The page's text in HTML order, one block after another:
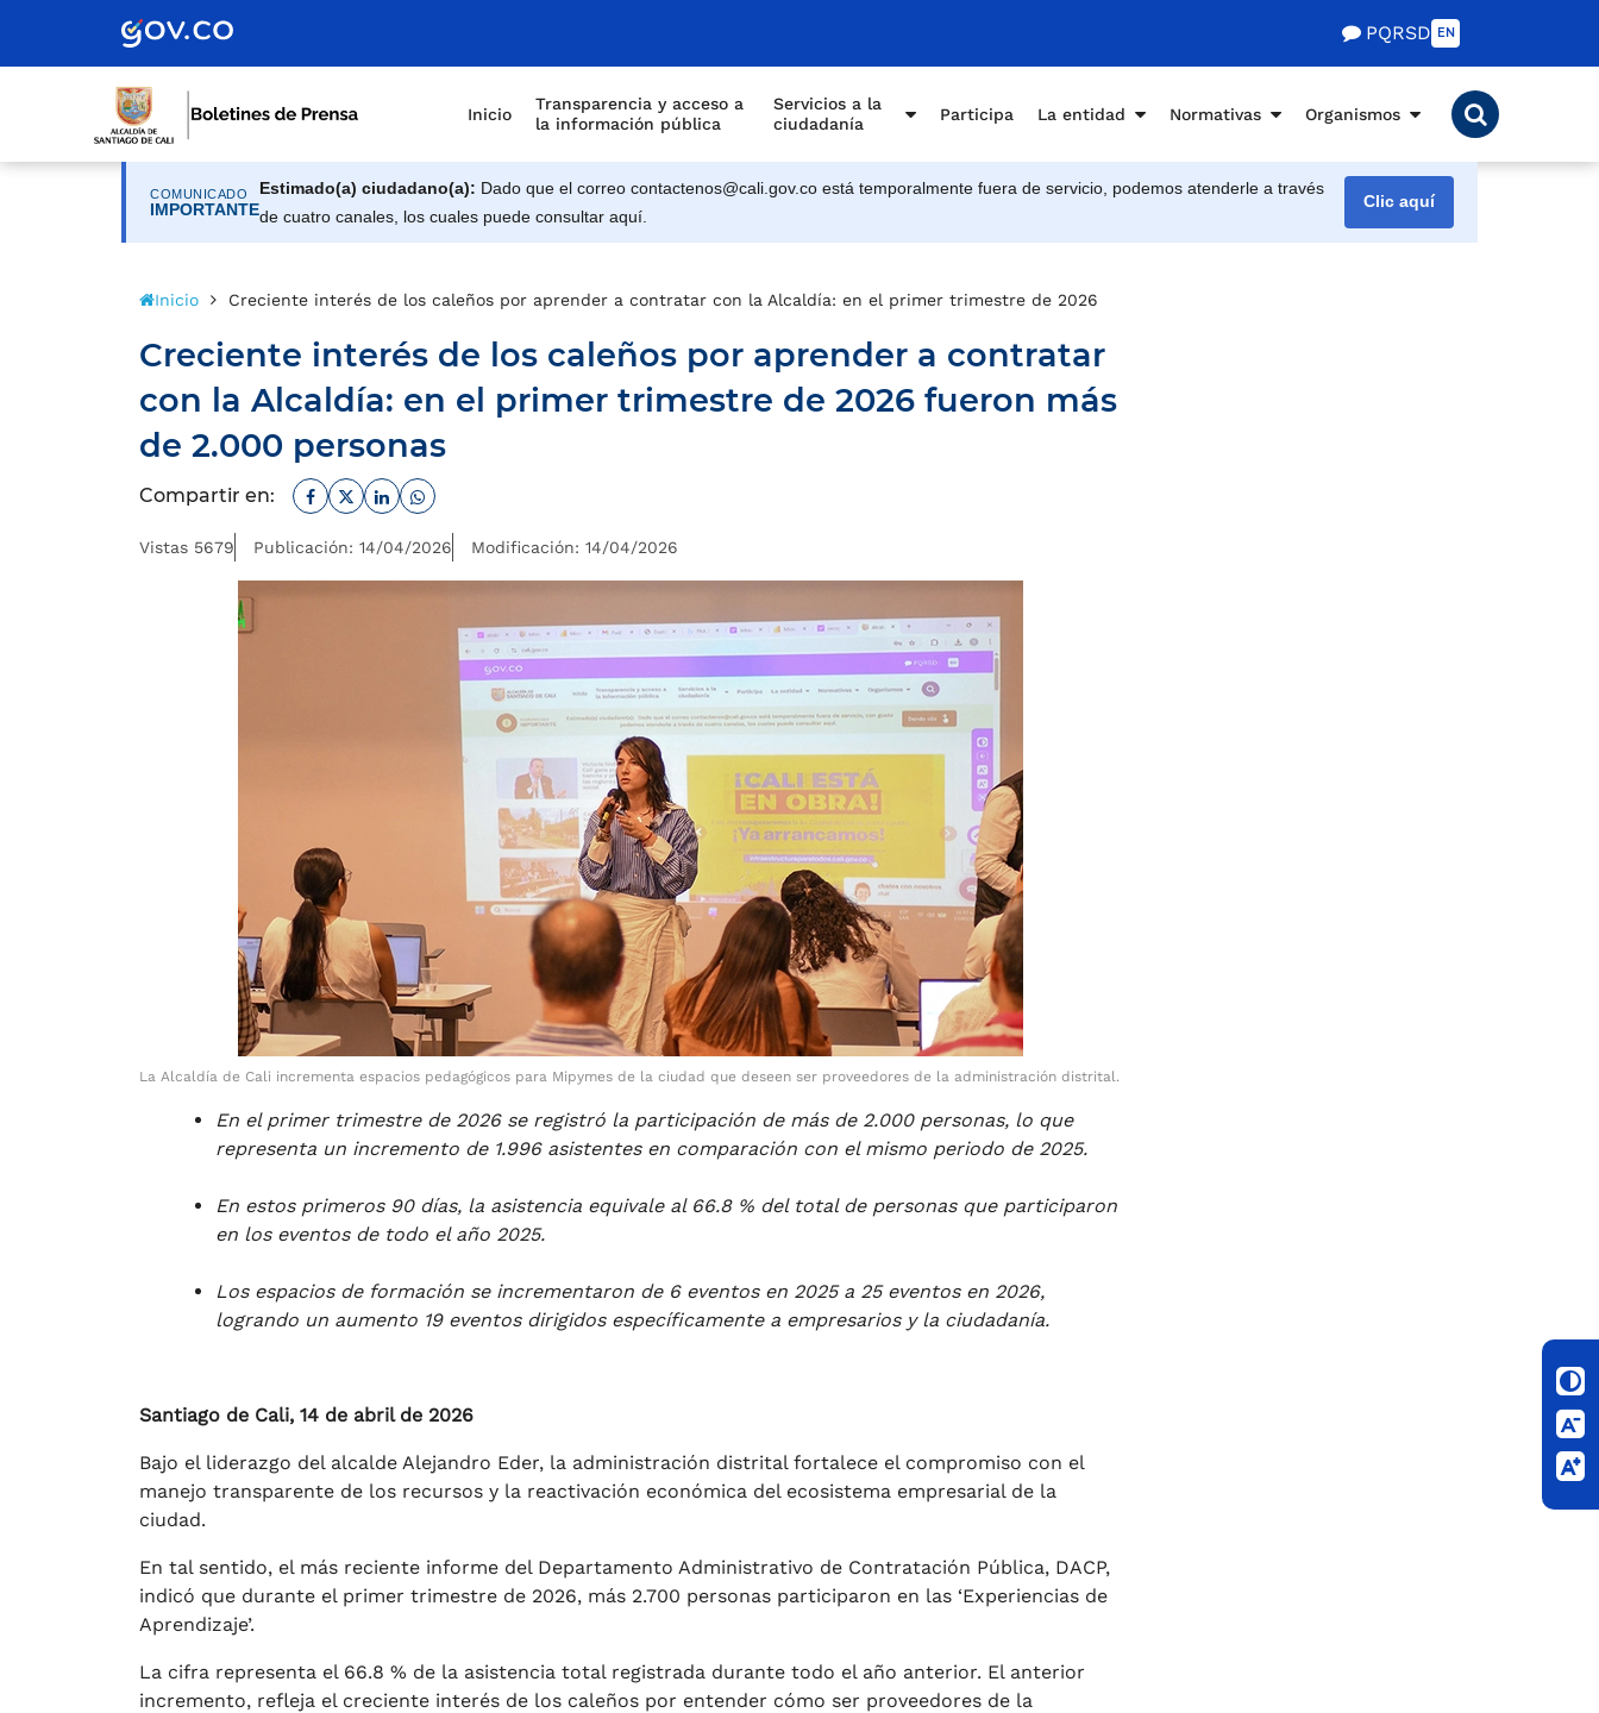
PQRSD EN
Inicio
Transparencia y acceso a
la información pública
Servicios a la
ciudadanía
Participa La entidad Normativas Organismos
COMUNICADO
IMPORTANTE
Estimado(a) ciudadano(a): Dado que el correo contactenos@cali.gov.co está temporalmente fuera de servicio, podemos atenderle a través
de cuatro canales, los cuales puede consultar aquí.
Clic aquí
Inicio Creciente interés de los caleños por aprender a contratar con la Alcaldía: en el primer trimestre de 2026 fueron más de 2.000 personas
Creciente interés de los caleños por aprender a contratar
con la Alcaldía: en el primer trimestre de 2026 fueron más
de 2.000 personas
Compartir en: Facebook
TwitterLinkedinWhatsapp
Vistas 5679 Publicación: 14/04/2026 Modificación: 14/04/2026
La Alcaldía de Cali incrementa espacios pedagógicos para Mipymes de la ciudad que deseen ser proveedores de la administración distrital.
En el primer trimestre de 2026 se registró la participación de más de 2.000 personas, lo que
representa un incremento de 1.996 asistentes en comparación con el mismo periodo de 2025.
En estos primeros 90 días, la asistencia equivale al 66.8 % del total de personas que participaron
en los eventos de todo el año 2025.
Los espacios de formación se incrementaron de 6 eventos en 2025 a 25 eventos en 2026,
logrando un aumento 19 eventos dirigidos específicamente a empresarios y la ciudadanía.
Santiago de Cali, 14 de abril de 2026
Bajo el liderazgo del alcalde Alejandro Eder, la administración distrital fortalece el compromiso con el
manejo transparente de los recursos y la reactivación económica del ecosistema empresarial de la
ciudad.
En tal sentido, el más reciente informe del Departamento Administrativo de Contratación Pública, DACP,
indicó que durante el primer trimestre de 2026, más 2.700 personas participaron en las ‘Experiencias de
Aprendizaje’.
La cifra representa el 66.8 % de la asistencia total registrada durante todo el año anterior. El anterior
incremento, refleja el creciente interés de los caleños por entender cómo ser proveedores de la